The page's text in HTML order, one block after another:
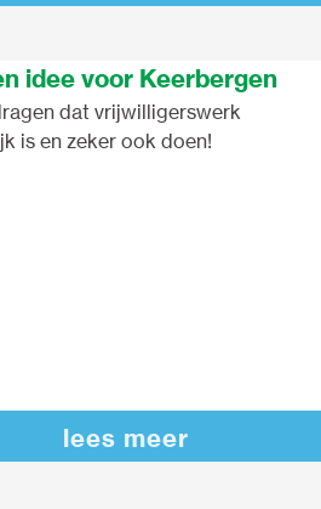
idee voor Keerbergen
dat vrijwilligerswerk
is en zeker ook doen!
lees meer